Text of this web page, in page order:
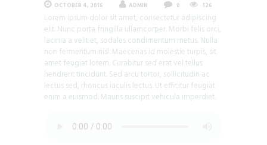
OCTOBER 4, 2016 ADMIN 0 126
Lorem ipsum dolor sit amet, consectetur adipiscing
elit. Nunc porta fringilla ullamcorper. Morbi felis orci,
lacinia a velit et, sodales condimentum metus. Nulla
non fermentum nisl. Maecenas id molestie turpis, sit
amet feugiat lorem. Curabitur sed erat vel tellus
hendrerit tincidunt. Sed arcu tortor, sollicitudin ac
lectus sed, rhoncus iaculis lectus. Ut efficitur feugiat
enim a euismod. Mauris suscipit vehicula imperdiet.